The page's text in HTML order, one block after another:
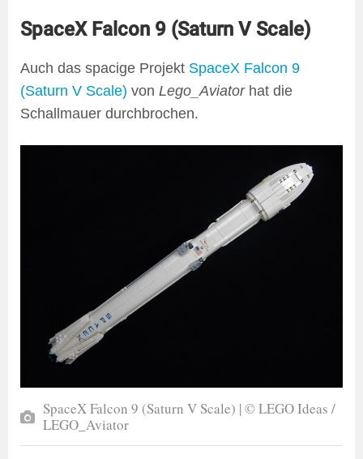
SpaceX Falcon 9 (Saturn V Scale)
Auch das spacige Projekt SpaceX Falcon 9
(Saturn V Scale) von Lego_Aviatorhat die
Schallmauer durchbrochen.
SpaceX Falcon 9 (Saturn V Scale) | © LEGO Ideas /
LEGO_Aviator